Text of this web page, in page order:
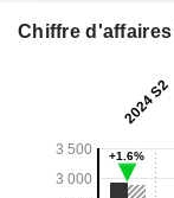
Chiffre